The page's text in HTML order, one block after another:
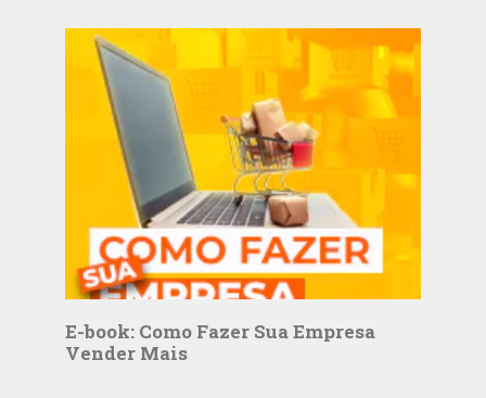
E-book: Como Fazer Sua Empresa
Vender Mais